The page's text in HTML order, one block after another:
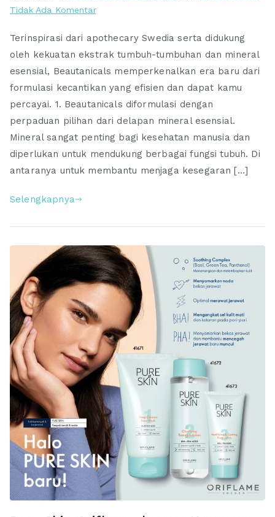
Tidak Ada Komentarpada
alasan
Kenapa
BEAUTANICALS
Baik
Untukmu
–
Bath
Terinspirasi dari apothecary Swedia serta didukung
oleh kekuatan ekstrak tumbuh-tumbuhan dan mineral
esensial, Beautanicals memperkenalkan era baru dari
formulasi kecantikan yang efisien dan dapat kamu
percayai. 1. Beautanicals diformulasi dengan
perpaduan pilihan dari delapan mineral esensial.
Mineral sangat penting bagi kesehatan manusia dan
diperlukan untuk mendukung berbagai fungsi tubuh. Di
antaranya untuk membantu menjaga kesegaran […]
Selengkapnya